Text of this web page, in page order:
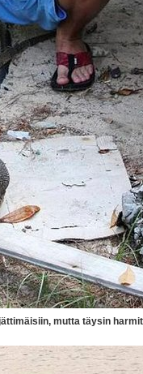
mutta täysin